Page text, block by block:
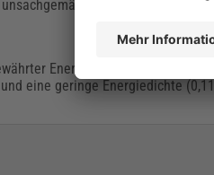
Handhabung kann
Energiespeicher mit
eine geringe Energiedichte